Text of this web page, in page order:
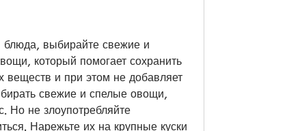
блюда, выбирайте свежие и
который помогает сохранить
веществ и при этом не добавляет
свежие и спелые овощи,
Но не злоупотребляйте
Нарежьте их на крупные куски